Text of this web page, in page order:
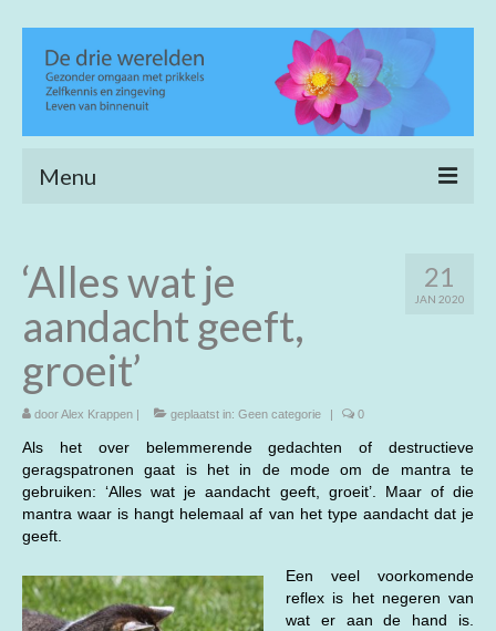
Menu
Heling en verfijning
Life coaching
Wijs wandelen
Achtergrond
Open meditatie
21
JAN 2020
‘Alles wat je
aandacht geeft,
groeit’
doorAlex Krappen | geplaatst in: Geen categorie | 0
Als het over belemmerende gedachten of destructieve
geragspatronen gaat is het in de mode om de mantra te
gebruiken: ‘Alles wat je aandacht geeft, groeit’. Maar of die
mantra waar is hangt helemaal af van het type aandacht dat je
geeft.
Een veel voorkomende
reflex is het negeren van
wat er aan de hand is.